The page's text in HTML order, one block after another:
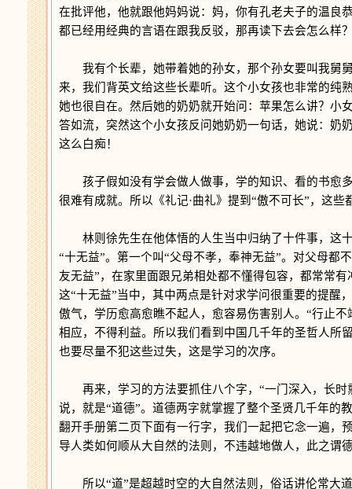
在批评他，他就跟他妈妈说：妈，你有孔老夫子的温良
都已经用经典的言语在跟我反驳，那再读下去会怎么样
我有个长辈，她带着她的孙女，那个孙女要叫我舅
来，我们背英文给这些长辈听。这个小女孩也非常的纯
她也很自在。然后她的奶奶就开始问：苹果怎么讲？小
答如流，突然这个小女孩反问她奶奶一句话，她说：奶
这么白痴！
孩子假如没有学会做人做事，学的知识、看的书愈多
很难有成就。所以《礼记·曲礼》提到“傲不可长”，这
林则徐先生在他体悟的人生当中归纳了十件事，这
“十无益”。第一个叫“父母不孝，奉神无益”。对父母都
友无益”，在家里面跟兄弟相处都不懂得包容，都常常
这“十无益”当中，其中两点是针对求学问很重要的提醒
傲气，学历愈高愈瞧不起人，愈容易伤害别人。“行止
相应，不得利益。所以我们看到中国几千年的圣哲人所
也要尽量不犯这些过失，这是学习的次序。
再来，学习的方法要抓住八个字，“一门深入，长时
说，就是“道德”。道德两字就掌握了整个圣贤几千年的
翻开手册第二页下面有一行字，我们一起把它念一遍，
导人类如何顺从大自然的法则，不违越地做人，此之谓
所以“道”是超越时空的大自然法则，俗话讲伦常大